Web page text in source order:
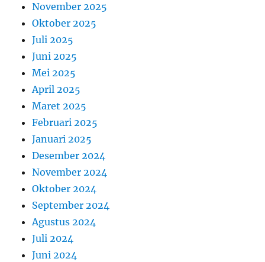
November 2025
Oktober 2025
Juli 2025
Juni 2025
Mei 2025
April 2025
Maret 2025
Februari 2025
Januari 2025
Desember 2024
November 2024
Oktober 2024
September 2024
Agustus 2024
Juli 2024
Juni 2024